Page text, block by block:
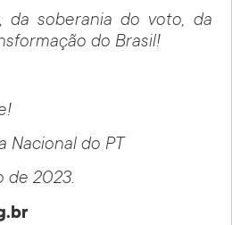
da soberania do voto, da
do Brasil!
Nacional do PT
de 2023.